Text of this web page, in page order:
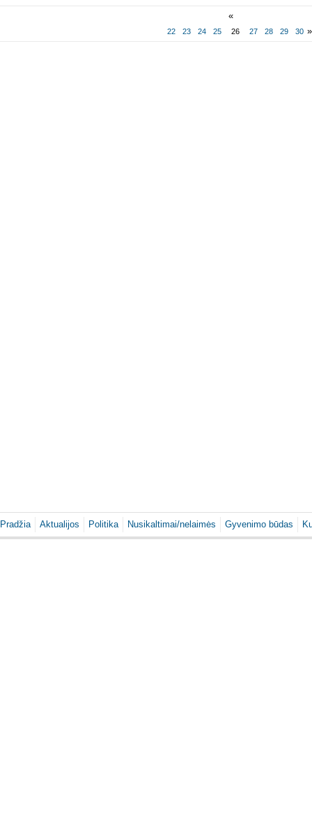
«
22 23 24 25 26 27 28 29 30 »
Pradžia Aktualijos Politika Nusikaltimai/nelaimės Gyvenimo būdas